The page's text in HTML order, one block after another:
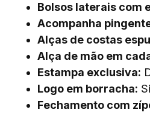
Bolsos laterais com
Acompanha
Alças de costas
Alça de mão em
Estampa exclusiva:
Logo em borracha:
Fechamento com